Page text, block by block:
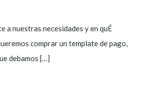
a nuestras necesidades y en quÉ
comprar un template de pago,
debamos […]